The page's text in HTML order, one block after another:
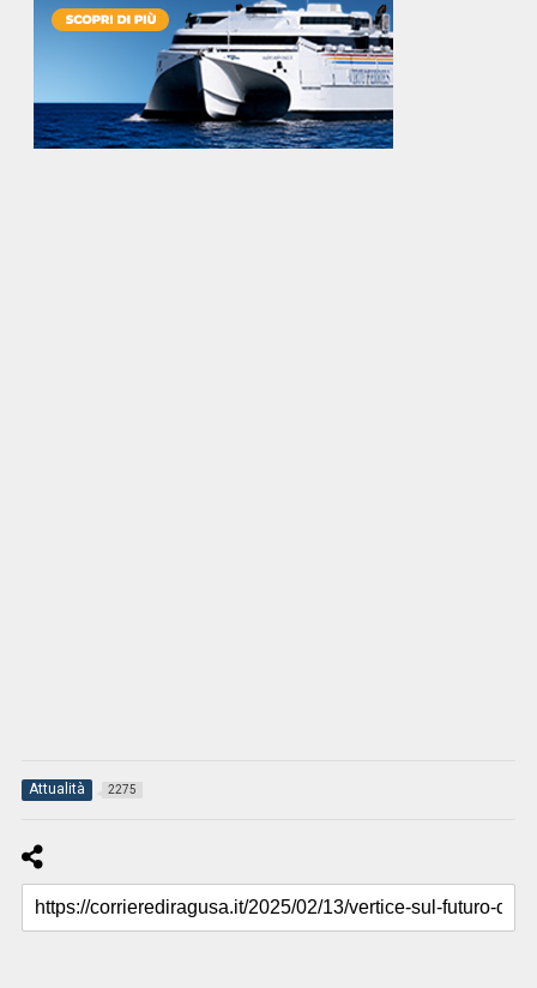
Attualità 2275